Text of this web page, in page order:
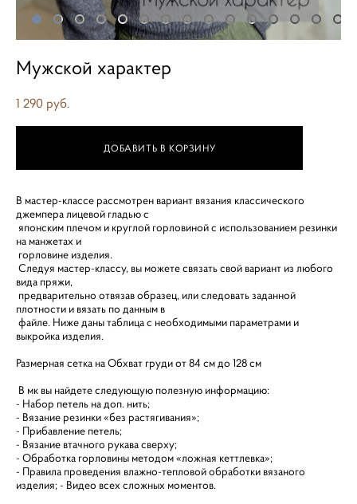
Мужской характер
1 290 pуб.
ДОБАВИТЬ В КОРЗИНУ
В мастер-классе рассмотрен вариант вязания классического
джемпера лицевой гладью с
японским плечом и круглой горловиной с использованием резинки
на манжетах и
горловине изделия.
Следуя мастер-классу, вы можете связать свой вариант из любого
вида пряжи,
предварительно отвязав образец, или следовать заданной
плотности и вязать по данным в
файле. Ниже даны таблица с необходимыми параметрами и
выкройка изделия.
Размерная сетка на Обхват груди от 84 см до 128 см
В мк вы найдете следующую полезную информацию:
- Набор петель на доп. нить;
- Вязание резинки «без растягивания»;
- Прибавление петель;
- Вязание втачного рукава сверху;
- Обработка горловины методом «ложная кеттлевка»;
- Правила проведения влажно-тепловой обработки вязаного
изделия; - Видео всех сложных моментов.